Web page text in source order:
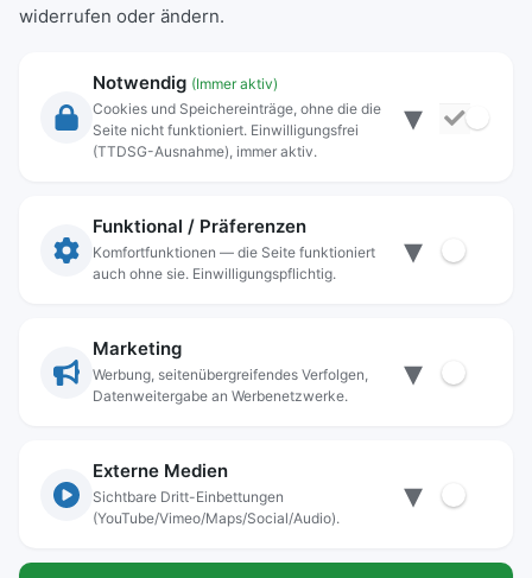
Rechtliche Angaben
Datenschutz
Anschrift
83395 Freilassing
Kontakt
rathaus@freilassing.de
Bankverbindungen der Stadt Freilassing
widerrufen oder ändern.
Notwendig (Immer aktiv)
Cookies und Speichereinträge, ohne die die
Seite nicht funktioniert. Einwilligungsfrei
(TTDSG-Ausnahme), immer aktiv.
▾
Funktional / Präferenzen
Komfortfunktionen — die Seite funktioniert
auch ohne sie. Einwilligungspflichtig.
▾
Marketing
Werbung, seitenübergreifendes Verfolgen,
Datenweitergabe an Werbenetzwerke.
▾
Externe Medien
Sichtbare Dritt-Einbettungen
(YouTube/Vimeo/Maps/Social/Audio).
▾